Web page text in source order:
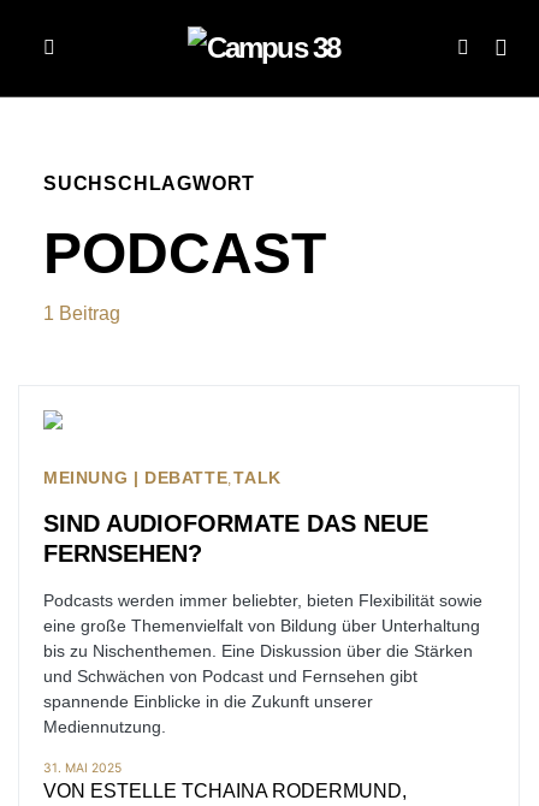
SUCHSCHLAGWORT
PODCAST
1 Beitrag
MEINUNG | DEBATTE TALK
SIND AUDIOFORMATE DAS NEUE
FERNSEHEN?
Podcasts werden immer beliebter, bieten Flexibilität sowie
eine große Themenvielfalt von Bildung über Unterhaltung
bis zu Nischenthemen. Eine Diskussion über die Stärken
und Schwächen von Podcast und Fernsehen gibt
spannende Einblicke in die Zukunft unserer
Mediennutzung.
31. MAI 2025
VON ESTELLE TCHAINA RODERMUND,